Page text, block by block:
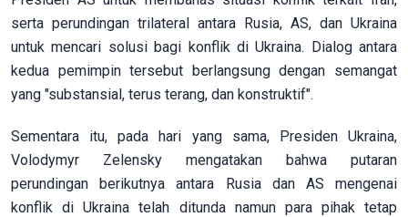
serta perundingan trilateral antara Rusia, AS, dan Ukraina
untuk mencari solusi bagi konflik di Ukraina. Dialog antara
kedua pemimpin tersebut berlangsung dengan semangat
yang "substansial, terus terang, dan konstruktif".
Sementara itu, pada hari yang sama, Presiden Ukraina,
Volodymyr Zelensky mengatakan bahwa putaran
perundingan berikutnya antara Rusia dan AS mengenai
konflik di Ukraina telah ditunda namun para pihak tetap